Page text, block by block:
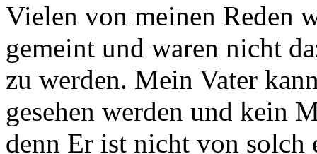
Vielen von meinen Reden
gemeint und waren nicht
zu werden. Mein Vater
gesehen werden und kein
denn Er ist nicht von solch